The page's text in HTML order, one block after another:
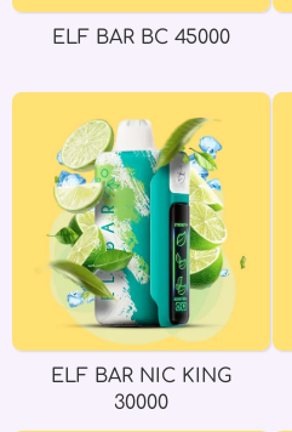
ELF BAR BC 45000
ELF BAR NIC KING
30000